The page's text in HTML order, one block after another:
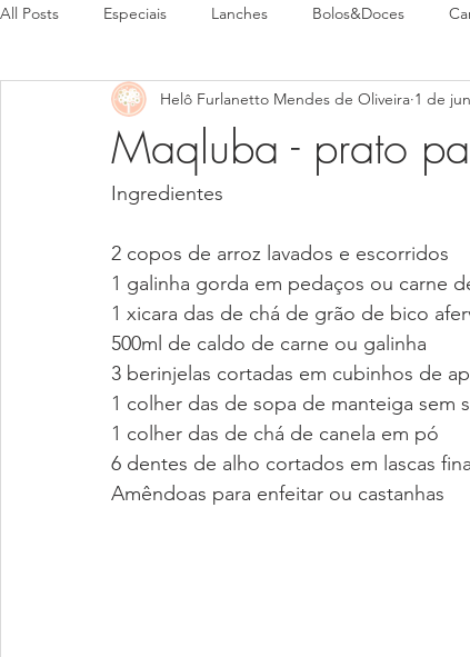
All Posts Especiais Lanches Bolos&Doces
Pratos Típicos
Maqluba - prato
Helô Furlanetto Mendes de Oliveira 1 de
Ingredientes
2 copos de arroz lavados e escorridos
1 galinha gorda em pedaços ou carne
1 xicara das de chá de grão de bico
500ml de caldo de carne ou galinha
3 berinjelas cortadas em cubinhos de
1 colher das de sopa de manteiga sem
1 colher das de chá de canela em pó
6 dentes de alho cortados em lascas
Amêndoas para enfeitar ou castanhas